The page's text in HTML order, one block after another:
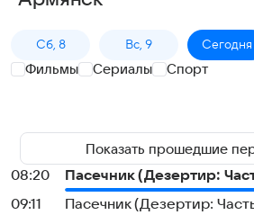
Сб, 8 Вс, 9 Сегодня
Фильмы Сериалы Спорт
Показать прошедшие
08:20
Пасечник (Дезертир:
09:11
Пасечник (Дезертир: